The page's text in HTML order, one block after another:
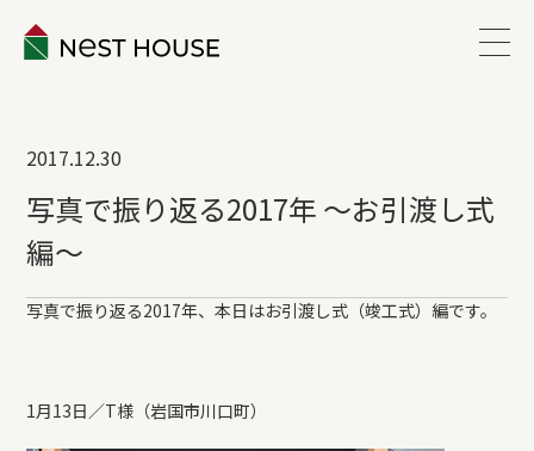
ABOUT
WORKS
VOICE
2017.12.30
写真で振り返る2017年 ～お引渡し式
編～
写真で振り返る2017年、本日はお引渡し式（竣工式）編です。
1月13日／T様（岩国市川口町）